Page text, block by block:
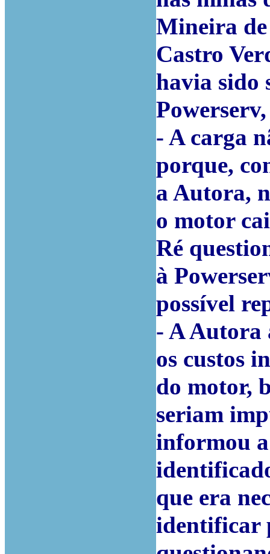
Mineira de
Castro
havia sido
- A carga
porque,
a Autora,
o motor
Ré
à
possível
- A Autora
os custos
do motor,
seriam
informou
que era
identificar